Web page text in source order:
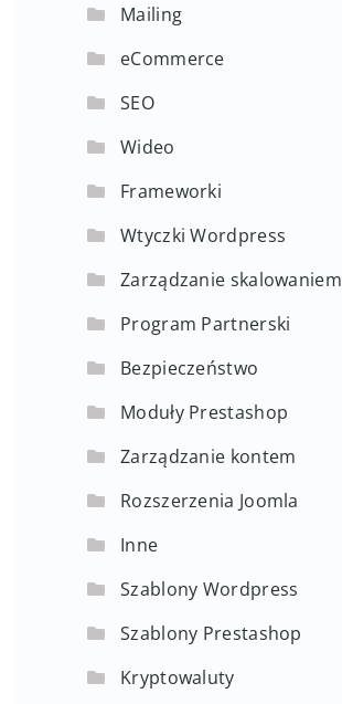
Mailing
eCommerce
SEO
Wideo
Frameworki
Wtyczki Wordpress
Zarządzanie skalowaniem
Program Partnerski
Bezpieczeństwo
Moduły Prestashop
Zarządzanie kontem
Rozszerzenia Joomla
Inne
Szablony Wordpress
Szablony Prestashop
Kryptowaluty